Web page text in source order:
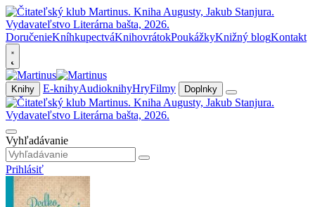
DoručenieKníhkupectváKnihovrátokPoukážkyKnižný blogKontakt
Knihy E-knihyAudioknihyHryFilmy Doplnky
Vyhľadávanie
Prihlásiť